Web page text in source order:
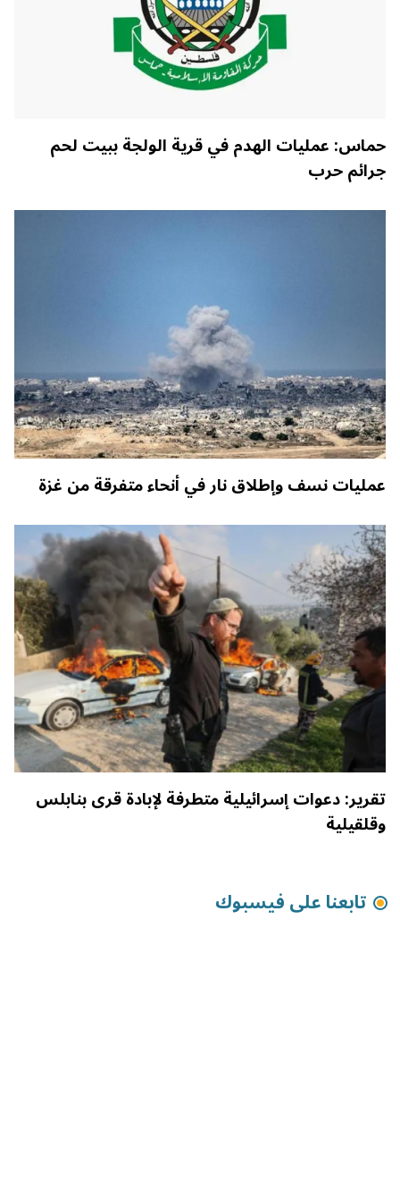
حماس: عمليات الهدم في قرية الولجة ببيت لحم
جرائم حرب
عمليات نسف وإطلاق نار في أنحاء متفرقة من غزة
تقرير: دعوات إسرائيلية متطرفة لإبادة قرى بنابلس
وقلقيلية
تابعنا على فيسبوك